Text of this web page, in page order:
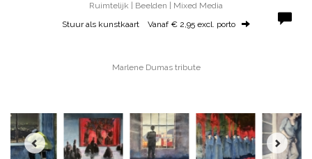
Ruimtelijk | Beelden | Mixed Media
Stuur als kunstkaart Vanaf € 2,95 excl. porto
Marlene Dumas tribute